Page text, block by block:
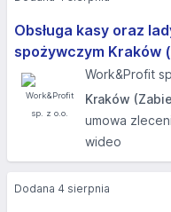
Obsługa kasy oraz
spożywczym Kraków
Work&Profit
Kraków
umowa
wideo
Dodana 4 sierpnia